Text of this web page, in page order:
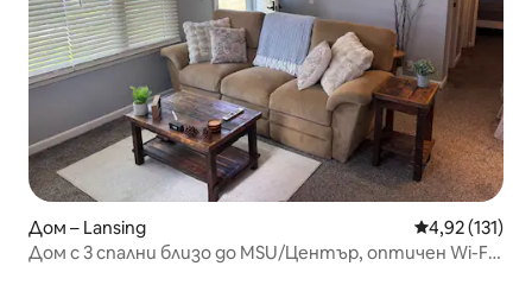
Дом – Lansing Средна
4,92 (131)
Дом с 3 спални близо до MSU/Център, оптичен Wi-Fi/